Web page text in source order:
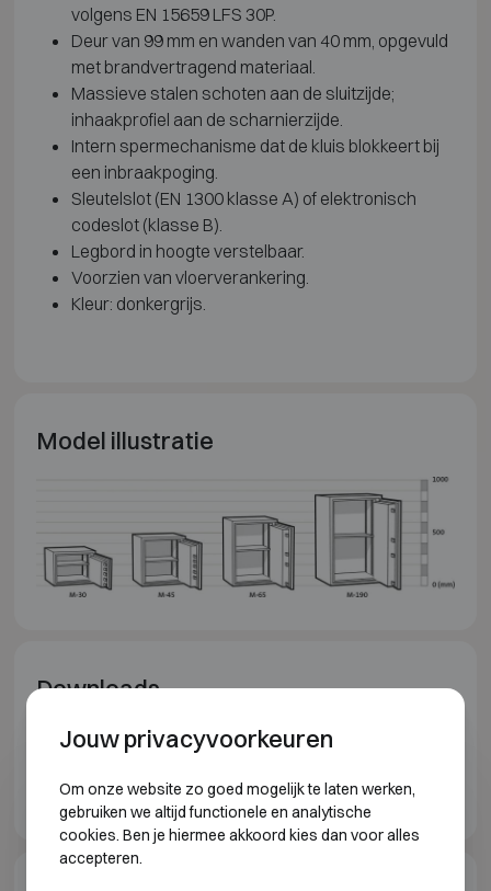
volgens EN 15659 LFS 30P.
Deur van 99 mm en wanden van 40 mm, opgevuld
met brandvertragend materiaal.
Massieve stalen schoten aan de sluitzijde;
inhaakprofiel aan de scharnierzijde.
Intern spermechanisme dat de kluis blokkeert bij
een inbraakpoging.
Sleutelslot (EN 1300 klasse A) of elektronisch
codeslot (klasse B).
Legbord in hoogte verstelbaar.
Voorzien van vloerverankering.
Kleur: donkergrijs.
Model illustratie
Downloads
Chubbsafes Senator GI brochure NL
Chubbsafes Senator GI brochure EN
Jouw privacyvoorkeuren
Om onze website zo goed mogelijk te laten werken,
gebruiken we altijd functionele en analytische
cookies. Ben je hiermee akkoord kies dan voor alles
accepteren.